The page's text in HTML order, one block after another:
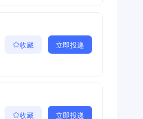
收藏 立即投递
收藏 立即投递